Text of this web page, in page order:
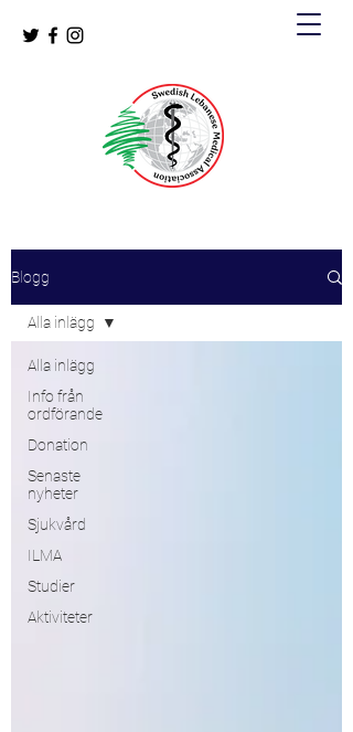
Blogg
Alla inlägg
Info från
ordförande
Donation
Senaste
nyheter
Sjukvård
ILMA
Studier
Aktiviteter
Alla inlägg